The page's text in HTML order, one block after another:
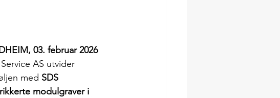
03. februar 2026
AS utvider
med SDS
modulgraver i